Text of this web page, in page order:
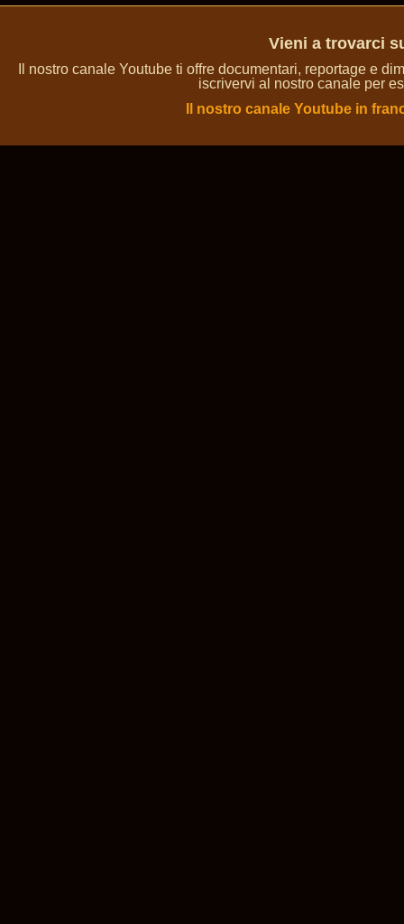
Vieni a trovarci
Il nostro canale Youtube ti offre documentari, reportage e
iscrivervi al nostro canale per
Il nostro canale Youtube in